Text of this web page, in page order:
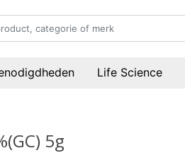
Life Science
5g